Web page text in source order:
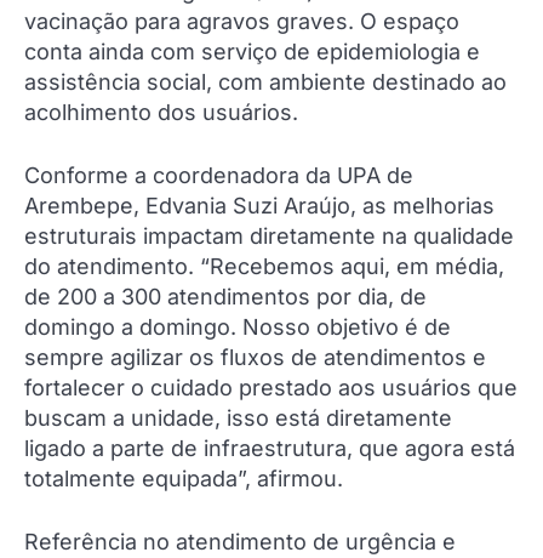
vacinação para agravos graves. O espaço
conta ainda com serviço de epidemiologia e
assistência social, com ambiente destinado ao
acolhimento dos usuários.
Conforme a coordenadora da UPA de
Arembepe, Edvania Suzi Araújo, as melhorias
estruturais impactam diretamente na qualidade
do atendimento. “Recebemos aqui, em média,
de 200 a 300 atendimentos por dia, de
domingo a domingo. Nosso objetivo é de
sempre agilizar os fluxos de atendimentos e
fortalecer o cuidado prestado aos usuários que
buscam a unidade, isso está diretamente
ligado a parte de infraestrutura, que agora está
totalmente equipada”, afirmou.
Referência no atendimento de urgência e